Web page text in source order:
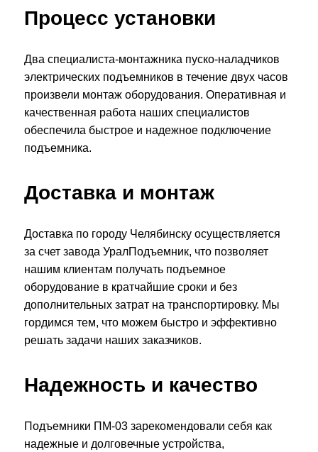
Процесс установки
Два специалиста-монтажника пуско-наладчиков
электрических подъемников в течение двух часов
произвели монтаж оборудования. Оперативная и
качественная работа наших специалистов
обеспечила быстрое и надежное подключение
подъемника.
Доставка и монтаж
Доставка по городу Челябинску осуществляется
за счет завода УралПодъемник, что позволяет
нашим клиентам получать подъемное
оборудование в кратчайшие сроки и без
дополнительных затрат на транспортировку. Мы
гордимся тем, что можем быстро и эффективно
решать задачи наших заказчиков.
Надежность и качество
Подъемники ПМ-03 зарекомендовали себя как
надежные и долговечные устройства,